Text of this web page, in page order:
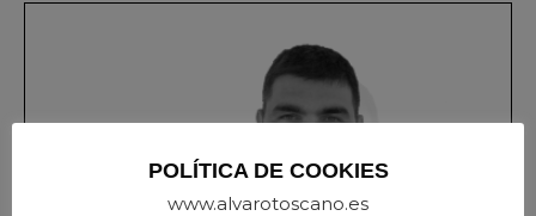
POLÍTICA DE COOKIES
www.alvarotoscano.es